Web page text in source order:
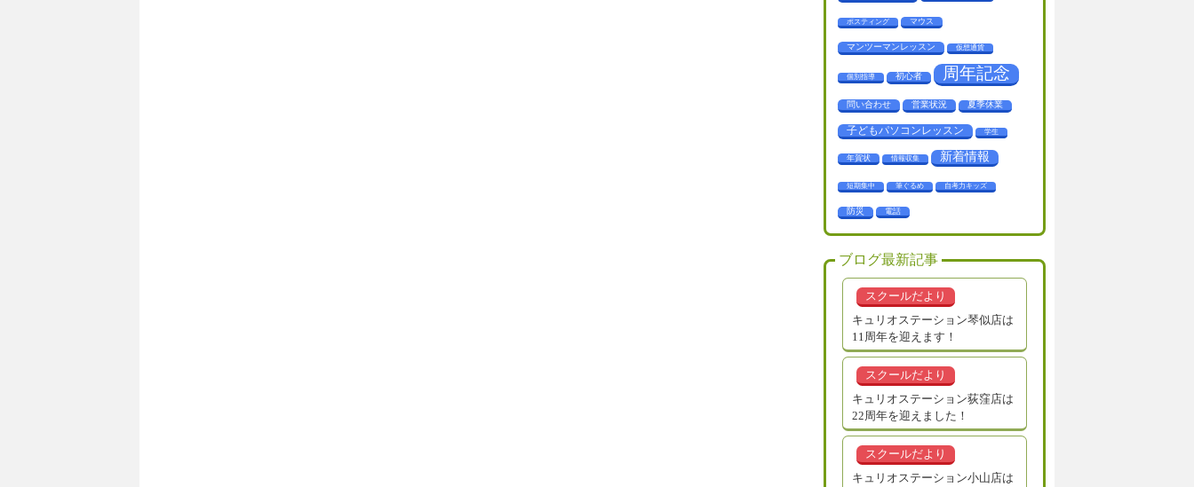
ポスティング マウス
マンツーマンレッスン 仮想通貨
個別指導 初心者 周年記念
問い合わせ 営業状況 夏季休業
子どもパソコンレッスン 学生
年賀状 情報収集 新着情報
短期集中 筆ぐるめ 自考力キッズ
防災 電話
ブログ最新記事
スクールだより
キュリオステーション琴似店は
11周年を迎えます！
スクールだより
キュリオステーション荻窪店は
22周年を迎えました！
スクールだより
キュリオステーション小山店は